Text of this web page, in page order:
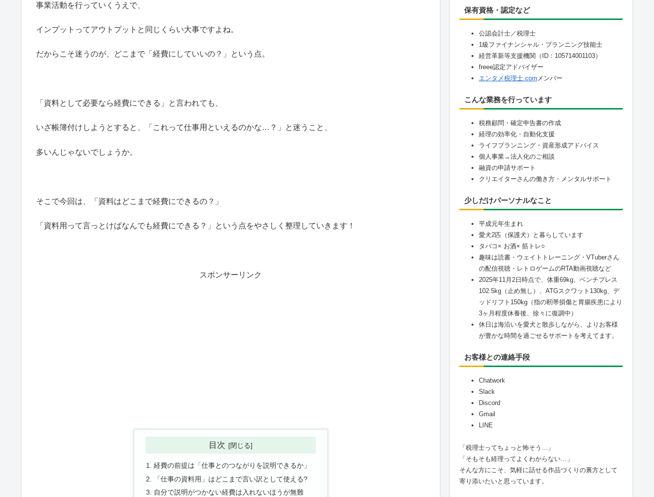
事業活動を行っていくうえで、
インプットってアウトプットと同じくらい大事ですよね。
だからこそ迷うのが、どこまで「経費にしていいの？」という点。
「資料として必要なら経費にできる」と言われても、
いざ帳簿付けしようとすると、「これって仕事用といえるのかな…？」と迷うこと、
多いんじゃないでしょうか。
そこで今回は、「資料はどこまで経費にできるの？」
「資料用って言っとけばなんでも経費にできる？」という点をやさしく整理していきます！
スポンサーリンク
目次
経費の前提は「仕事とのつながりを説明できるか」
「仕事の資料用」はどこまで言い訳として使える?
自分で説明がつかない経費は入れないほうが無難
保有資格・認定など
公認会計士／税理士
1級ファイナンシャル・プランニング技能士
経営革新等支援機関（ID：105714001103）
freee認定アドバイザー
エンタメ税理士.com メンバー
こんな業務を行っています
税務顧問・確定申告書の作成
経理の効率化・自動化支援
ライフプランニング・資産形成アドバイス
個人事業→法人化のご相談
融資の申請サポート
クリエイターさんの働き方・メンタルサポート
少しだけパーソナルなこと
平成元年生まれ
愛犬2匹（保護犬）と暮らしています
タバコ× お酒× 筋トレ○
趣味は読書・ウェイトトレーニング・VTuberさん
の配信視聴・レトロゲームのRTA動画視聴など
2025年11月2日時点で、体重69kg、ベンチプレス
102.5kg（止め無し）、ATGスクワット130kg、デ
ッドリフト150kg（指の靭帯損傷と胃腸疾患により
3ヶ月程度休養後、徐々に復調中）
休日は海沿いを愛犬と散歩しながら、よりお客様
が豊かな時間を過ごせるサポートを考えてます。
お客様との連絡手段
Chatwork
Slack
Discord
Gmail
LINE
「税理士ってちょっと怖そう…」
「そもそも経理ってよくわからない…」
そんな方にこそ、気軽に話せる作品づくりの裏方として
寄り添いたいと思っています。